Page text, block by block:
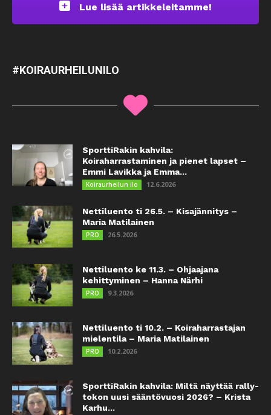
Lue lisää artikkeleitamme!
#KOIRAURHEILUNILO
SporttiRakin kahvila:
Koiraharrastaminen ja pienet lapset –
Emmi Lavikka ja Emma...
Koiraurheilun ilo 12.6.2026
Nettiluento ti 26.5. – Kisajännitys –
Maria Matilainen
PRO 26.5.2026
Nettiluento ke 11.3. – Ohjaajana
kehittyminen – Hanna Närhi
PRO 9.3.2026
Nettiluento ti 10.2. – Koiraharrastajan
mielentila – Maria Matilainen
PRO 10.2.2026
SporttiRakin kahvila: Miltä näyttää rally-
tokon uusi sääntövuosi 2026? – Krista
Karhu...